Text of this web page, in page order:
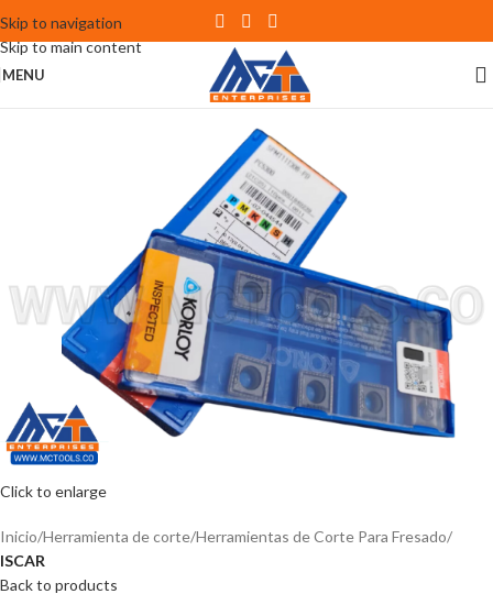
Skip to navigation
Skip to main content
MENU
Click to enlarge
Inicio Herramienta de corte Herramientas de Corte Para Fresado
ISCAR
Back to products